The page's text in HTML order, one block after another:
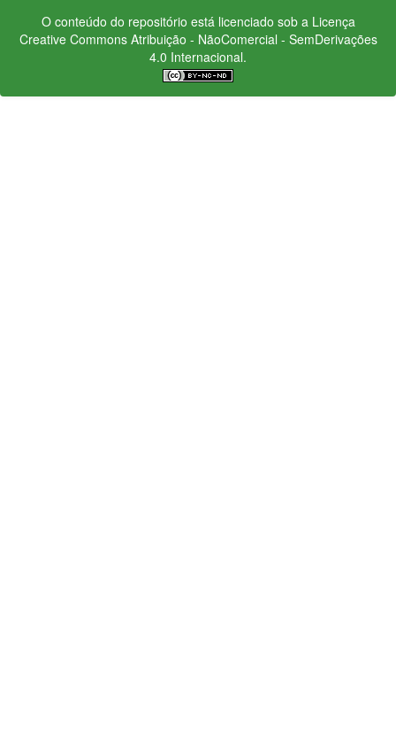
O conteúdo do repositório está licenciado sob a Licença
Creative CommonsAtribuição - NãoComercial - SemDerivações
4.0 Internacional.